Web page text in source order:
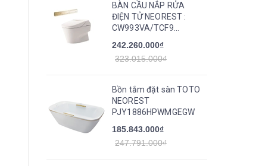
BÀN CẦU NẮP RỬA
ĐIỆN TỬ NEOREST :
CW993VA/TCF9...
242.260.000₫
323.015.000₫
Bồn tắm đặt sàn TOTO
NEOREST
PJY1886HPWMGEGW
185.843.000₫
247.791.000₫